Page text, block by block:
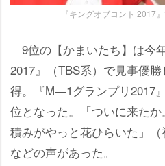
『キングオブコント 2017
9位の【かまいたち】は今
2017』（TBS系）で見事優
得。『M―1グランプリ2017
位となった。「ついに来た
積みがやっと花ひらいた」（
などの声があった。